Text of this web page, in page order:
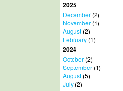
2025
December(2)
November(1)
August(2)
February(1)
2024
October(2)
September(1)
August(5)
July(2)